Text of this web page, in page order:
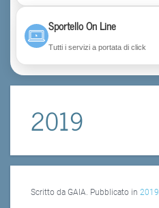
Sportello On Line
Tutti i servizi a portata di click
2019
Scritto da GAIA. Pubblicato in 2019